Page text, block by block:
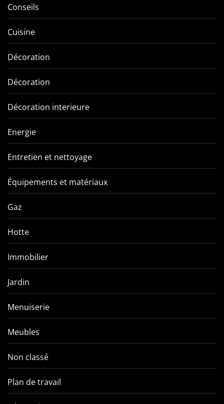
Conseils
Cuisine
Décoration
Décoration
Décoration interieure
Energie
Entretien et nettoyage
Équipements et matériaux
Gaz
Hotte
Immobilier
Jardin
Menuiserie
Meubles
Non classé
Plan de travail